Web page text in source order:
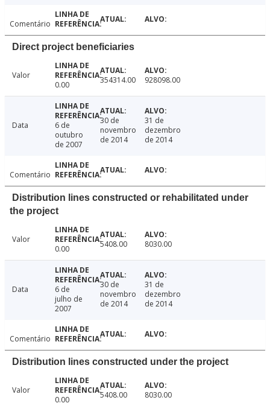
Comentário
Direct project beneficiaries
Valor
0.00
354314.00 928098.00
Data
6 de
outubro
de 2007
30 de
novembro
de 2014
31 de
dezembro
de 2014
Comentário
Distribution lines constructed or rehabilitated under
the project
Valor
0.00
5408.00 8030.00
Data
6 de
julho de
2007
30 de
novembro
de 2014
31 de
dezembro
de 2014
Comentário
Distribution lines constructed under the project
Valor
0.00
5408.00 8030.00